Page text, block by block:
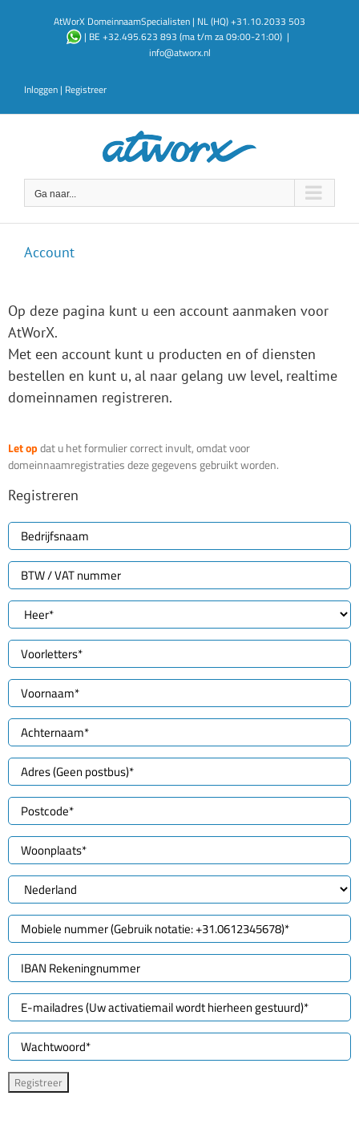
AtWorX DomeinnaamSpecialisten | NL (HQ) +31.10.2033 503
| BE +32.495.623 893 (ma t/m za 09:00-21:00) |
info@atworx.nl
Inloggen | Registreer
Ga naar...
Account
Op deze pagina kunt u een account aanmaken voor
AtWorX.
Met een account kunt u producten en of diensten
bestellen en kunt u, al naar gelang uw level, realtime
domeinnamen registreren.
Let opdat u het formulier correct invult, omdat voor
domeinnaamregistraties deze gegevens gebruikt worden.
Registreren